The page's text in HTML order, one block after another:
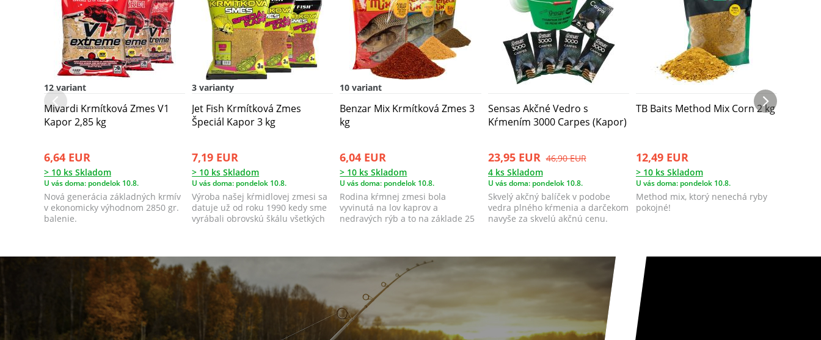
12 variant
Mivardi Krmítková Zmes V1
Kapor 2,85 kg
6,64 EUR
> 10 ks Skladom
U vás doma: pondelok 10.8.
Nová generácia základných krmív
v ekonomicky výhodnom 2850 gr.
balenie.
3 varianty
Jet Fish Krmítková Zmes
Špeciál Kapor 3 kg
7,19 EUR
> 10 ks Skladom
U vás doma: pondelok 10.8.
Výroba našej kŕmidlovej zmesi sa
datuje už od roku 1990 kedy sme
vyrábali obrovskú škálu všetkých
10 variant
Benzar Mix Krmítková Zmes 3
kg
6,04 EUR
> 10 ks Skladom
U vás doma: pondelok 10.8.
Rodina kŕmnej zmesi bola
vyvinutá na lov kaprov a
nedravých rýb a to na základe 25
Sensas Akčné Vedro s
Kŕmením 3000 Carpes (Kapor)
23,95 EUR 46,90 EUR
4 ks Skladom
U vás doma: pondelok 10.8.
Skvelý akčný balíček v podobe
vedra plného kŕmenia a darčekom
navyše za skvelú akčnú cenu.
TB Baits Method Mix Corn 2 kg
12,49 EUR
> 10 ks Skladom
U vás doma: pondelok 10.8.
Method mix, ktorý nenechá ryby
pokojné!